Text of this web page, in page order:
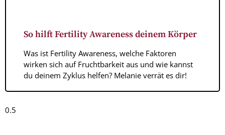
So hilft Fertility Awareness deinem Körper
Was ist Fertility Awareness, welche Faktoren
wirken sich auf Fruchtbarkeit aus und wie kannst
du deinem Zyklus helfen? Melanie verrät es dir!